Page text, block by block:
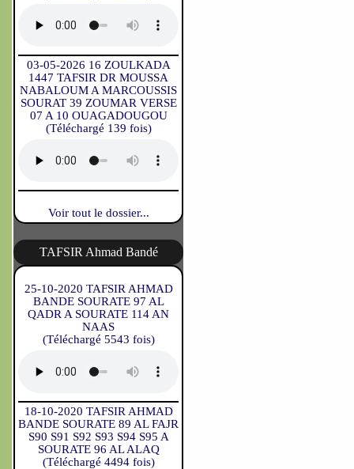
03-05-2026 16 ZOULKADA
1447 TAFSIR DR MOUSSA
NABALOUM A MARCOUSSIS
SOURAT 39 ZOUMAR VERSE
07 A 10 OUAGADOUGOU
(Téléchargé 139 fois)
Voir tout le dossier...
TAFSIR Ahmad Bandé
25-10-2020 TAFSIR AHMAD
BANDE SOURATE 97 AL
QADR A SOURATE 114 AN
NAAS
(Téléchargé 5543 fois)
18-10-2020 TAFSIR AHMAD
BANDE SOURATE 89 AL FAJR
S90 S91 S92 S93 S94 S95 A
SOURATE 96 AL ALAQ
(Téléchargé 4494 fois)